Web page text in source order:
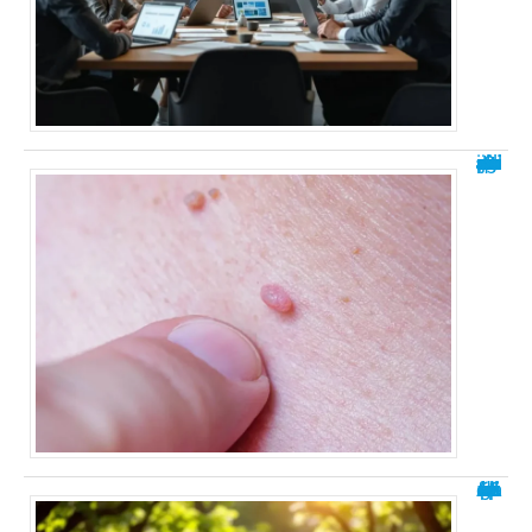
J’ai le papillomavirus, est-ce que je suis contagieuse ?
Apprendre à faire le grand écart : 5 étapes essentielles